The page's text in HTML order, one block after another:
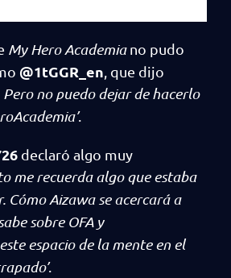
My Hero Academiano pudo
@1tGGR_en , que dijo
Pero no puedo dejar de hacerlo
.
declaró algo muy
me recuerda algo que estaba
Cómo Aizawa se acercará a
sobre OFA y
espacio de la mente en el
.